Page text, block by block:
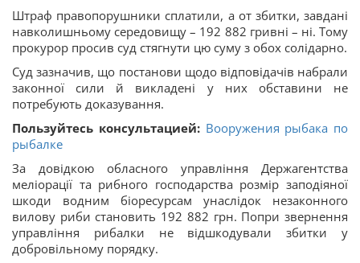
Штраф правопорушники сплатили, а от збитки, завдані
навколишньому середовищу – 192 882 гривні – ні. Тому
прокурор просив суд стягнути цю суму з обох солідарно.
Суд зазначив, що постанови щодо відповідачів набрали
законної сили й викладені у них обставини не
потребують доказування.
Пользуйтесь консультацией: Вооружения рыбака по
рыбалке
За довідкою обласного управління Держагентства
меліорації та рибного господарства розмір заподіяної
шкоди водним біоресурсам унаслідок незаконного
вилову риби становить 192 882 грн. Попри звернення
управління рибалки не відшкодували збитки у
добровільному порядку.